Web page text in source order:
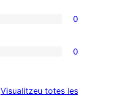
0
0
Visualitzeu totes lesressenyes